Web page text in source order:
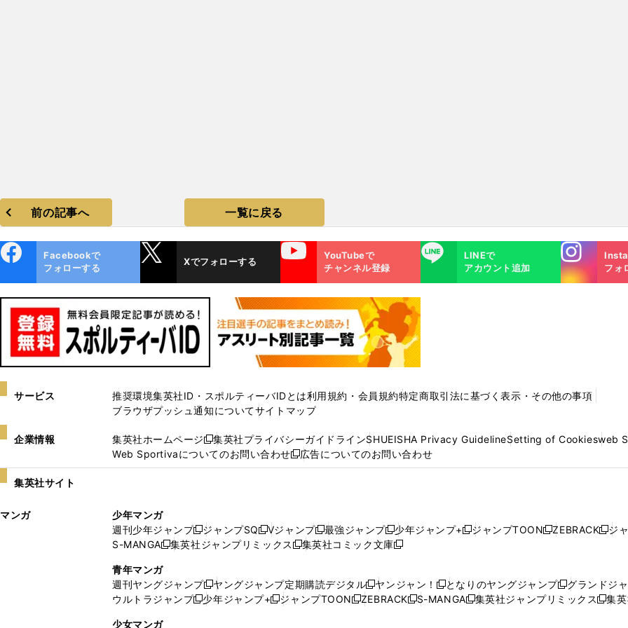
前の記事へ 一覧に戻る
ok
Facebookで
フォローする
Xでフォローする
YouTube
YouTubeで
チャンネル登録
LINE
LINEで
アカウント追加
Instagra
m
フォ
サービス 推奨環境集英社ID・スポルティーバIDとは利用規約・会員規約特定商取引法に基づく表示・その他の事項
ブラウザプッシュ通知についてサイトマップ
企業情報 集英社ホームページ
新
し
い
ド
ウ
く
集英社プライバシーガイドラインSHUEISHA Privacy GuidelineSetting of Cookiesweb
Web Sportivaについてのお問い合わせ
新
し
ン
ド
開
く
広告についてのお問い合わせ
集英社サイト
マンガ
少年マンガ
週刊少年ジャンプ
新
し
ィ
ン
ジャンプSQ
新
し
ィ
ン
Vジャンプ
新
し
ィ
ン
最強ジャンプ
新
し
ィ
ン
少年ジャンプ+
新
ィ
ン
ジャンプTOON
新
ィ
ン
ZEBRACK
新
ィ
ン
ジ
S-MANGA
新
い
ウ
ィ
ン
集英社ジャンプリミックス
新
ウ
ィ
集英社コミック文庫
新
ウ
ィ
青年マンガ
週刊ヤングジャンプ
新
し
ヤングジャンプ定期購読デジタル
新
し
ヤンジャン！新
し
となりのヤングジャンプ
新
し
グランドジ
ウルトラジャンプ
新
少年ジャンプ+
新
ジャンプTOON
新
ZEBRACK
新
S-MANGA
新
集英社ジャンプリミックス
新
集
少女マンガ